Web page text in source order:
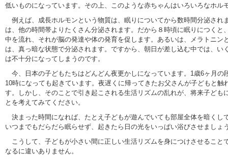
低いものになっています。その上、このような赤ちゃんはいろいろなホル
例えば、成長ホルモンという物質は、眠りについてから数時間分泌され
は、他の時間帯よりたくさん分泌されます。だから８時頃に眠りにつくと
中を流れ、それが脳の発達や体の発育を促します。あるいは、メラトニン
は、真っ暗な状態で分泌されます。ですから、朝日が差し込む中では、い
は不十分になってしまうのです。
今、日本の子どもたちはどんどん夜更かしになっています。1歳6ヶ月の
10時になっても起きています。夜遅くに帰ってきたお父さんが子どもと触
す。しかし、そのことで引き起こされる生活リズムの乱れが、将来子ども
とを考えてみてください。
決まった時間になれば、たとえ子どもが遊んでいても部屋全体を暗くし
いつまでもだらだら眠らせず、起きたら日の光をいっぱい浴びさせましょ
こうして、子どもが小さい間に正しい生活リズムを身につけさせること
なるに違いありません。